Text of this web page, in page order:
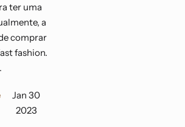
ter uma
a
comprar
fashion.
Jan 30
2023